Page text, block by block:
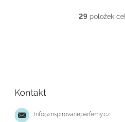
O
v
29 položek
Kontakt
Info@inspirovaneparfemy.cz